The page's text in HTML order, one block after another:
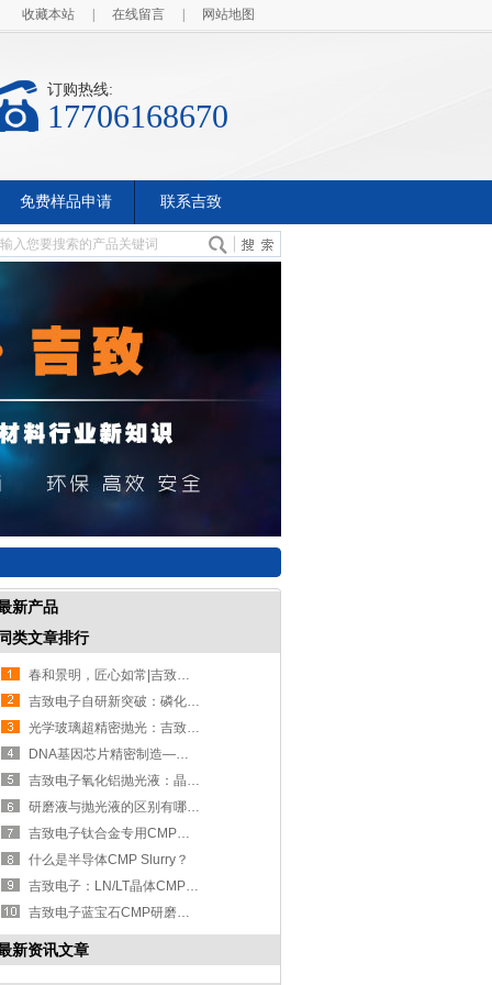
收藏本站 在线留言 网站地图
订购热线:
17706168670
免费样品申请 联系吉致
新产品
同类文章排行
春和景明，匠心如常|吉致电子与春日共赴新程
吉致电子自研新突破：磷化铟衬底CMP抛光液半导体加工新升级
光学玻璃超精密抛光：吉致电子CMP抛光液客户案例解析
DNA基因芯片精密制造——吉致电子CMP抛光液
吉致电子氧化铝抛光液：晶圆抛光精研致微超光滑表面
研磨液与抛光液的区别有哪些？
吉致电子钛合金专用CMP抛光液—高端制造的超精密抛光
什么是半导体CMP Slurry？
吉致电子：LN/LT晶体CMP抛光解决方案，赋能光子芯片与量子通信
吉致电子蓝宝石CMP研磨抛光及Template吸附垫加工方案
新资讯文章